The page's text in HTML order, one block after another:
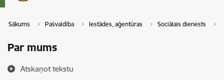
Sākums Pašvaldība Iestādes, aģentūras Sociālais dienests
Par mums
Atskaņot tekstu